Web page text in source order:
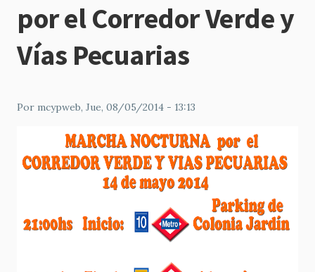
navegación
por el Corredor Verde y
Vías Pecuarias
Por mcypweb, Jue, 08/05/2014 - 13:13